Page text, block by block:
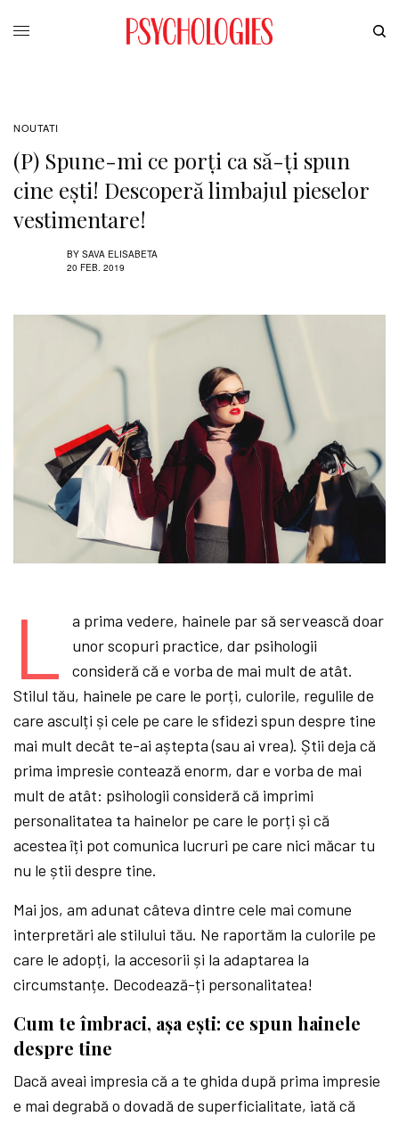
NOUTATI
(P) Spune-mi ce porţi ca să-ți spun
cine eşti! Descoperă limbajul pieselor
vestimentare!
BY SAVA ELISABETA
20 FEB. 2019
L
a prima vedere, hainele par să servească doar
unor scopuri practice, dar psihologii
consideră că e vorba de mai mult de atât.
Stilul tău, hainele pe care le porți, culorile, regulile de
care asculți și cele pe care le sfidezi spun despre tine
mai mult decât te-ai aștepta (sau ai vrea). Știi deja că
prima impresie contează enorm, dar e vorba de mai
mult de atât: psihologii consideră că imprimi
personalitatea ta hainelor pe care le porți și că
acestea îți pot comunica lucruri pe care nici măcar tu
nu le știi despre tine.
Mai jos, am adunat câteva dintre cele mai comune
interpretări ale stilului tău. Ne raportăm la culorile pe
care le adopți, la accesorii și la adaptarea la
circumstanțe. Decodează-ți personalitatea!
Cum te îmbraci, așa ești: ce spun hainele
despre tine
Dacă aveai impresia că a te ghida după prima impresie
e mai degrabă o dovadă de superficialitate, iată că